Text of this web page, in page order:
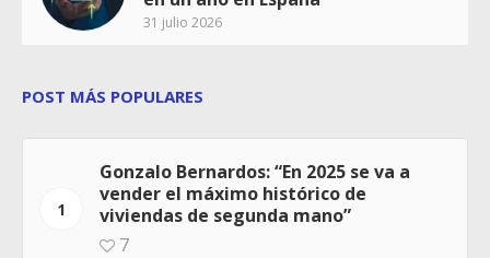
31 julio 2026
POST MÁS POPULARES
1
Gonzalo Bernardos: “En 2025 se va a
vender el máximo histórico de
viviendas de segunda mano”
7